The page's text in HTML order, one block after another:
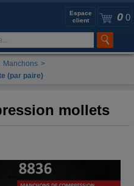
0 0
Espace
client
Manchons >
(par paire)
mollets